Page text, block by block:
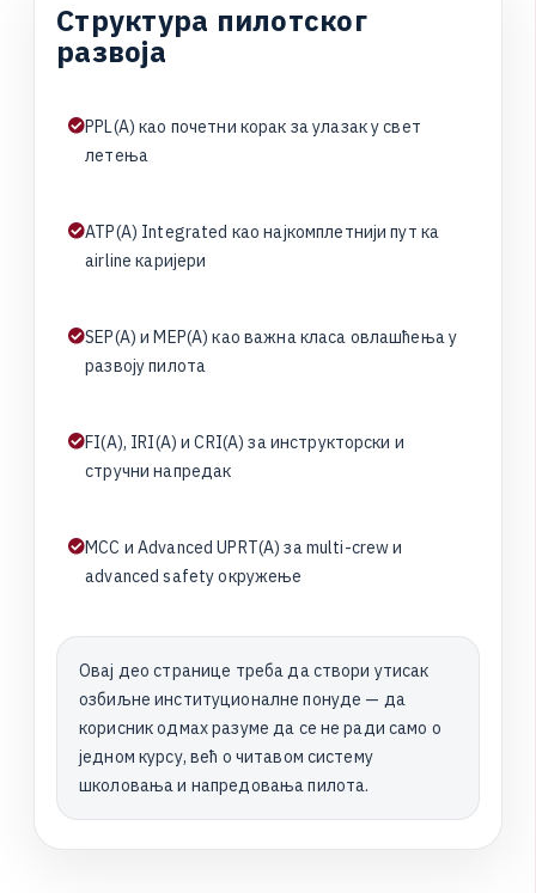
Структура пилотског
развоја
PPL(A) као почетни корак заулазакусвет
летења
ATP(A) Integrated као најкомплетнији пут ка
airline каријери
SEP(A) и MEP(A) као важнакласа овлашћењау
развојупилота
FI(A), IRI(A) и CRI(A) заинструкторски и
стручни напредак
MCC и Advanced UPRT(A) заmulti-crewи
advanced safetyокружење
Овај део странице треба да створи утисак
озбиљне институционалне понуде — да
корисник одмах разуме да се не ради само о
једном курсу, већ о читавом систему
школовања и напредовања пилота.